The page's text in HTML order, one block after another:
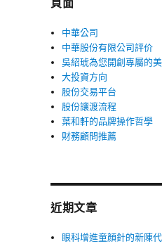
頁面
中華公司
中華股份有限公司評价
吳紹琥為您開創專屬的
大投資方向
股份交易平台
股份讓渡流程
葉和軒的品牌操作哲學
財務顧問推薦
近期文章
眼科增進童顏針的新陳